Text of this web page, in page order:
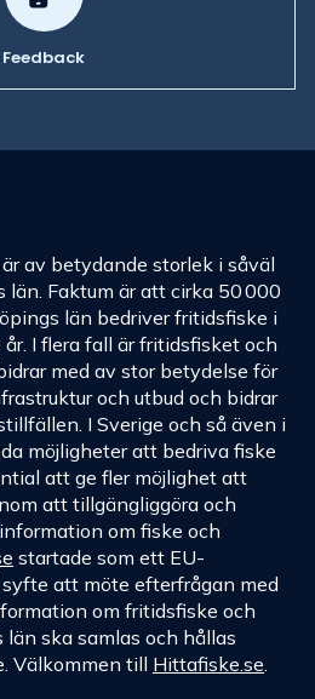
Feedback
av betydande storlek i såväl
län. Faktum är att cirka 50 000
län bedriver fritidsfiske i
I flera fall är fritidsfisket och
med av stor betydelse för
och utbud och bidrar
I Sverige och så även i
möjligheter att bedriva fiske
att ge fler möjlighet att
att tillgängliggöra och
om fiske och
startade som ett EU-
att möte efterfrågan med
om fritidsfiske och
ska samlas och hållas
Välkommen till Hittafiske.se.